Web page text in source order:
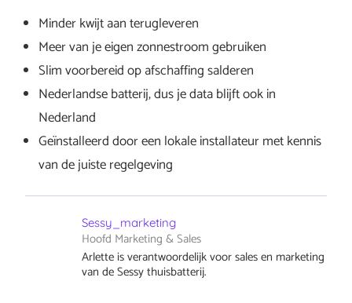
Minder kwijt aan terugleveren
Meer van je eigen zonnestroom gebruiken
Slim voorbereid op afschaffing salderen
Nederlandse batterij, dus je data blijft ook in
Nederland
Geïnstalleerd door een lokale installateur met kennis
van de juiste regelgeving
Sessy_marketing
Hoofd Marketing & Sales
Arlette is verantwoordelijk voor sales en marketing
van de Sessy thuisbatterij.